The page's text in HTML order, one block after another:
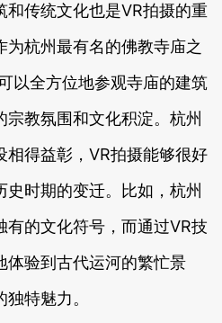
和传统文化也是VR拍摄的重
杭州最有名的佛教寺庙之
以全方位地参观寺庙的建筑
教氛围和文化积淀。杭州
相得益彰，VR拍摄能够很好
时期的变迁。比如，杭州
有的文化符号，而通过VR技
体验到古代运河的繁忙景
特魅力。